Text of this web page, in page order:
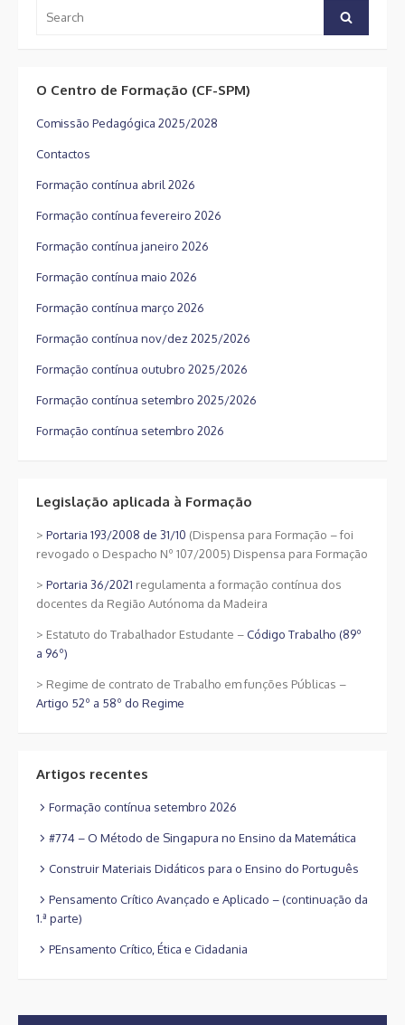
for:
Search
O Centro de Formação (CF-SPM)
Comissão Pedagógica 2025/2028
Contactos
Formação contínua abril 2026
Formação contínua fevereiro 2026
Formação contínua janeiro 2026
Formação contínua maio 2026
Formação contínua março 2026
Formação contínua nov/dez 2025/2026
Formação contínua outubro 2025/2026
Formação contínua setembro 2025/2026
Formação contínua setembro 2026
Legislação aplicada à Formação
> Portaria 193/2008 de 31/10 (Dispensa para Formação – foi
revogado o Despacho Nº 107/2005) Dispensa para Formação
> Portaria 36/2021 regulamenta a formação contínua dos
docentes da Região Autónoma da Madeira
> Estatuto do Trabalhador Estudante –Código Trabalho (89º
a 96º)
> Regime de contrato de Trabalho em funções Públicas –
Artigo 52º a 58º do Regime
Artigos recentes
Formação contínua setembro 2026
#774 – O Método de Singapura no Ensino da Matemática
Construir Materiais Didáticos para o Ensino do Português
Pensamento Crítico Avançado e Aplicado – (continuação da
1.ª parte)
PEnsamento Crítico, Ética e Cidadania